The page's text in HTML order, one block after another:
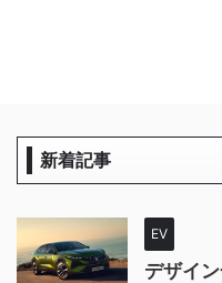
新着記事
EV
デザイ